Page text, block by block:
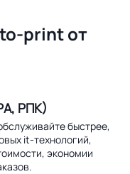
print от
РПК)
быстрее,
it-технологий,
экономии